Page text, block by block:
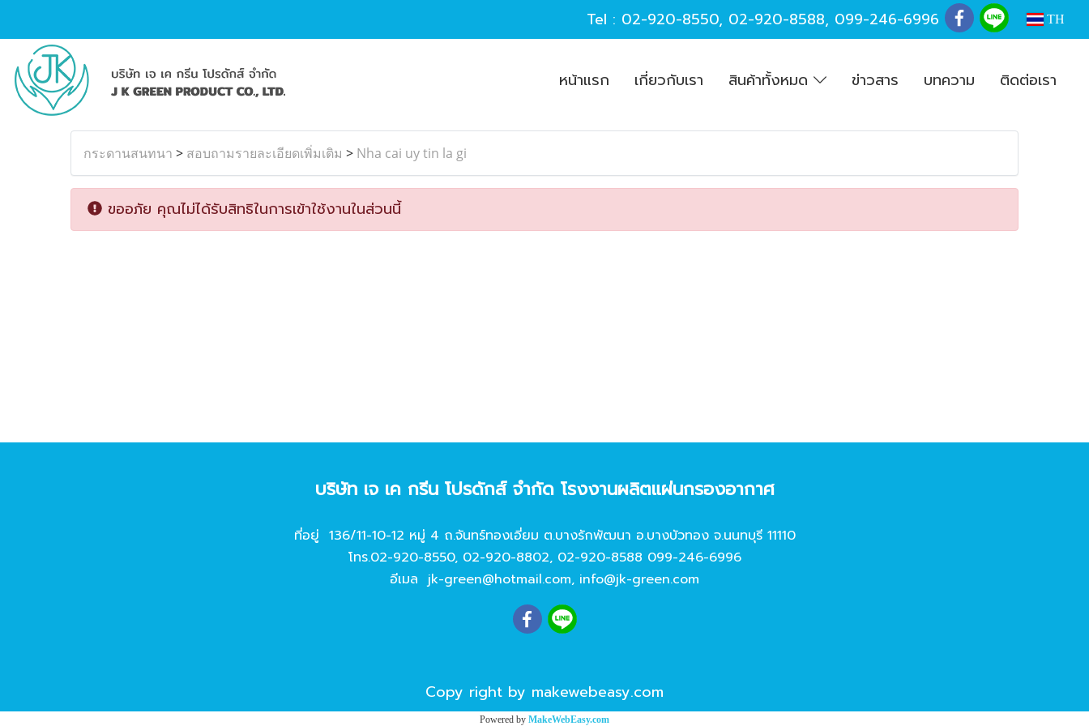
Tel : 02-920-8550, 02-920-8588, 099-246-6996 TH
หน้าแรก เกี่ยวกับเรา สินค้าทั้งหมด ข่าวสาร บทความ ติดต่อเรา
กระดานสนทนา > สอบถามรายละเอียดเพิ่มเติม > Nha cai uy tin la gi
ขออภัย คุณไม่ได้รับสิทธิในการเข้าใช้งานในส่วนนี้
บริษัท เจ เค กรีน โปรดักส์ จํากัด โรงงานผลิตแผ่นกรองอากาศ
ที่อยู่ 136/11-10-12 หมู่ 4 ถ.จันทร์ทองเอี่ยม ต.บางรักพัฒนา อ.บางบัวทอง จ.นนทบุรี 11110
โทร.02-920-8550, 02-920-8802, 02-920-8588 099-246-6996
อีเมล jk-green@hotmail.com, info@jk-green.com
Copy right by makewebeasy.com
Powered by MakeWebEasy.com